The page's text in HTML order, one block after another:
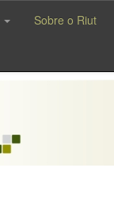
Sobre o Riut